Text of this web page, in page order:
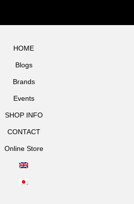
HOME
Blogs
Brands
Events
SHOP INFO
CONTACT
Online Store